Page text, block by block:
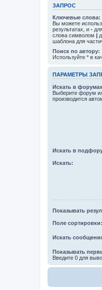
ЗАПРОС
Ключевые слова:
Вы можете
результатах, и -
слова символом |
шаблона для
Поиск по автору:
Используйте * в
ПАРАМЕТРЫ
Искать в
Выберите форум
производится
Искать в
Искать:
Показывать
Поле сортировки:
Искать
Показывать
Введите 0 для